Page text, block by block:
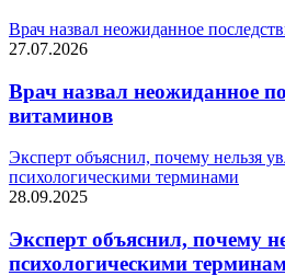
Врач назвал неожиданное
27.07.2026
Врач назвал неожиданное
витаминов
Эксперт объяснил, почему нельзя
психологическими терминами
28.09.2025
Эксперт объяснил, почему
психологическими